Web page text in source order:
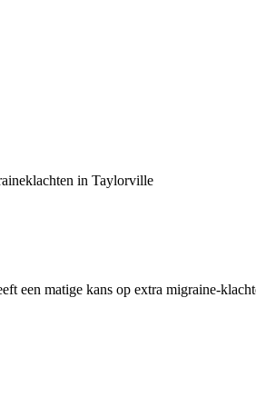
in Taylorville
een matige kans op extra migraine-